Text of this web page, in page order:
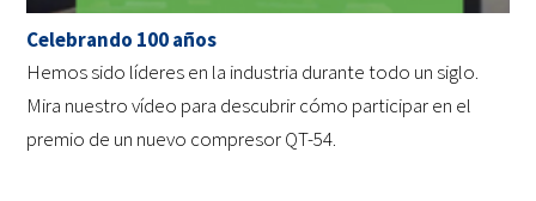
Celebrando 100 años
Hemos sido líderes en la industria durante todo un siglo.
Mira nuestro vídeo para descubrir cómo participar en el
premio de un nuevo compresor QT-54.